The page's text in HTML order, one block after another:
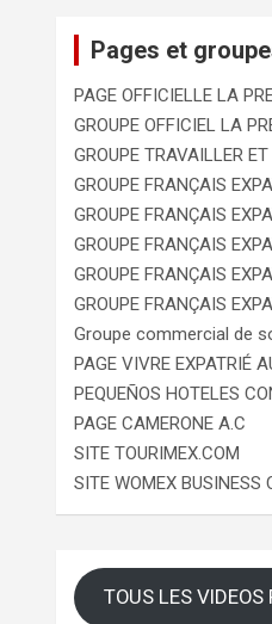
Pages et
PAGE OFFICIELLE LA
GROUPE OFFICIEL LA
GROUPE TRAVAILLER
GROUPE FRANÇAIS
GROUPE FRANÇAIS
GROUPE FRANÇAIS
GROUPE FRANÇAIS
GROUPE FRANÇAIS
Groupe commercial de
PAGE VIVRE EXPATRIÉ
PEQUEÑOS HOTELES
PAGE CAMERONE A.C
SITE TOURIMEX.COM
SITE WOMEX BUSINESS
TOUS LES VIDEOS